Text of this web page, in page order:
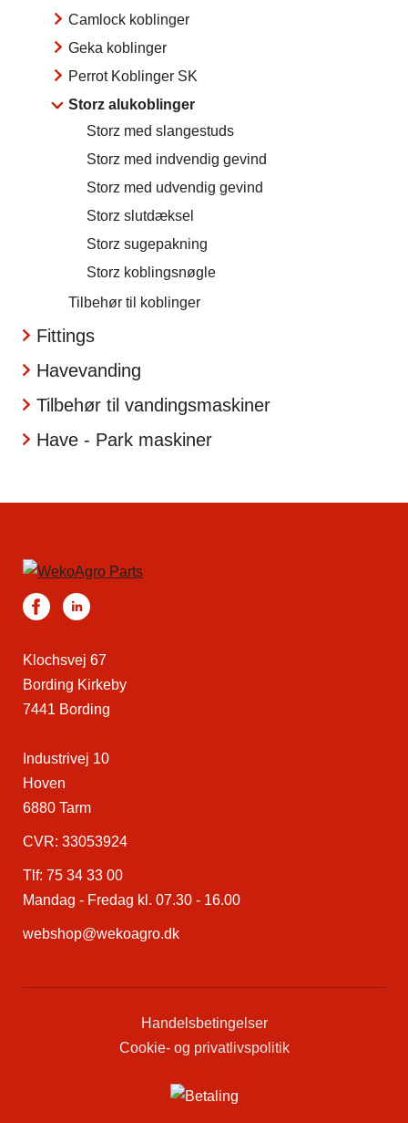
Camlock koblinger
Geka koblinger
Perrot Koblinger SK
Storz alukoblinger
Storz med slangestuds
Storz med indvendig gevind
Storz med udvendig gevind
Storz slutdæksel
Storz sugepakning
Storz koblingsnøgle
Tilbehør til koblinger
Fittings
Havevanding
Tilbehør til vandingsmaskiner
Have - Park maskiner
Klochsvej 67
Bording Kirkeby
7441 Bording
Industrivej 10
Hoven
6880 Tarm
CVR: 33053924
Tlf: 75 34 33 00
Mandag - Fredag kl. 07.30 - 16.00
webshop@wekoagro.dk
Handelsbetingelser
Cookie- og privatlivspolitik